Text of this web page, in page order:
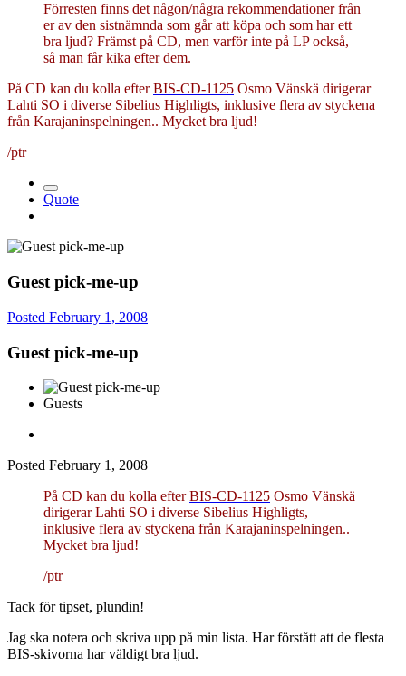
Förresten finns det någon/några rekommendationer från
er av den sistnämnda som går att köpa och som har ett
bra ljud? Främst på CD, men varför inte på LP också,
så man får kika efter dem.
På CD kan du kolla efterBIS-CD-1125 Osmo Vänskä dirigerar
Lahti SO i diverse Sibelius Highligts, inklusive flera av styckena
från Karajaninspelningen.. Mycket bra ljud!
/ptr
Quote
Guest pick-me-up
Posted February 1, 2008
Guest pick-me-up
Guests
Posted February 1, 2008
På CD kan du kolla efterBIS-CD-1125 Osmo Vänskä
dirigerar Lahti SO i diverse Sibelius Highligts,
inklusive flera av styckena från Karajaninspelningen..
Mycket bra ljud!
/ptr
Tack för tipset, plundin!
Jag ska notera och skriva upp på min lista. Har förstått att de flesta
BIS-skivorna har väldigt bra ljud.